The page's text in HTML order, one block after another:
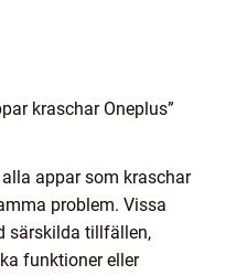
kraschar Oneplus”
appar som kraschar
problem. Vissa
särskilda tillfällen,
funktioner eller